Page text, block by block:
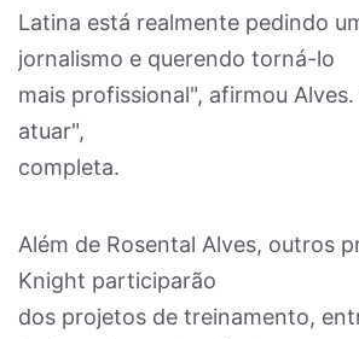
Latina está realmente pedindo
jornalismo e querendo torná-lo
mais profissional", afirmou
atuar",
completa.
Além de Rosental Alves, outros
Knight participarão
dos projetos de treinamento,